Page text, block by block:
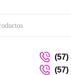
(57)
(57)